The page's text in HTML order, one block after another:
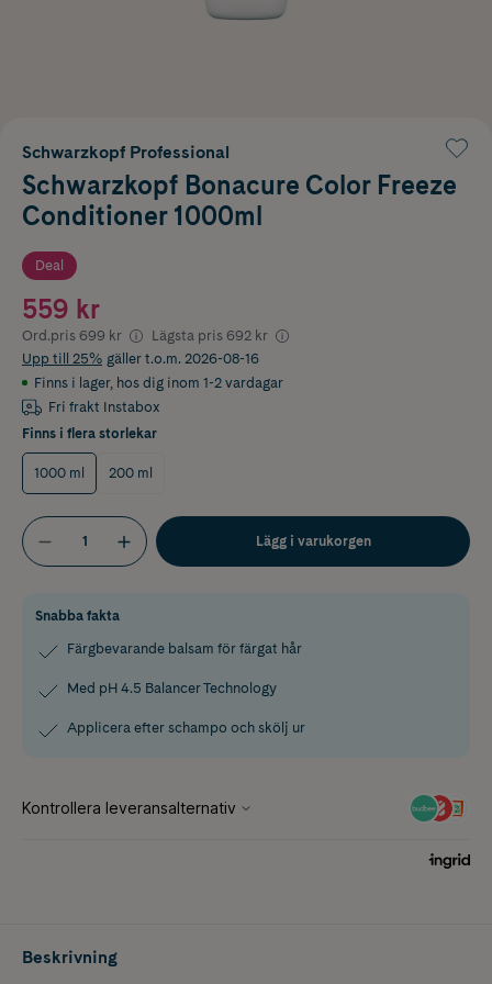
Schwarzkopf Professional
Schwarzkopf Bonacure Color Freeze
Conditioner 1000ml
Deal
559 kr
Ord.pris 699 kr Lägsta pris 692 kr
Upp till 25% gäller t.o.m. 2026-08-16
Finns i lager, hos dig inom 1-2 vardagar
Fri frakt Instabox
Finns i flera storlekar
1000 ml 200 ml
Lägg i varukorgen
Snabba fakta
Färgbevarande balsam för färgat hår
Med pH 4.5 Balancer Technology
Applicera efter schampo och skölj ur
Beskrivning